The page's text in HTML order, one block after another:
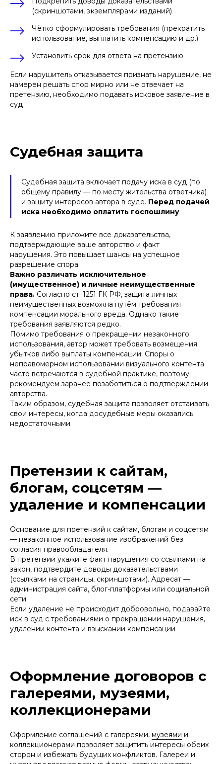
(скриншотами, экземплярами изданий)
Чётко сформулировать требования (прекратить
использование, выплатить компенсацию и др.)
Установить срок для ответа на претензию
Если нарушитель отказывается признать нарушение, не
намерен решать спор мирно или не отвечает на
претензию, необходимо подавать исковое заявление в
суд
Судебная защита
Судебная защита включает подачу иска в суд (по
общему правилу — по месту жительства ответчика)
и защиту интересов автора в суде. Перед подачей
иска необходимо оплатить госпошлину
К заявлению приложите все доказательства,
подтверждающие ваше авторство и факт
нарушения. Это повышает шансы на успешное
разрешение спора.
Важно различать исключительное
(имущественное) и личные неимущественные
права. Согласно ст. 1251 ГК РФ, защита личных
неимущественных возможна путём требования
компенсации морального вреда. Однако такие
требования заявляются редко.
Помимо требования о прекращении незаконного
использования, автор может требовать возмещения
убытков либо выплаты компенсации. Споры о
неправомерном использовании визуального контента
часто встречаются в судебной практике, поэтому
рекомендуем заранее позаботиться о подтверждении
авторства.
Таким образом, судебная защита позволяет отстаивать
свои интересы, когда досудебные меры оказались
недостаточными
Претензии к сайтам,
блогам, соцсетям —
удаление и компенсации
Основание для претензий к сайтам, блогам и соцсетям
— незаконное использование изображений без
согласия правообладателя.
В претензии укажите факт нарушения со ссылками на
закон, подтвердите доводы доказательствами
(ссылками на страницы, скриншотами). Адресат —
администрация сайта, блог-платформы или социальной
сети.
Если удаление не происходит добровольно, подавайте
иск в суд с требованиями о прекращении нарушения,
удалении контента и взыскании компенсации
Оформление договоров с
галереями, музеями,
коллекционерами
Оформление соглашений с галереями, музеями и
коллекционерами позволяет защитить интересы обеих
сторон и избежать будущих конфликтов. Галереи и